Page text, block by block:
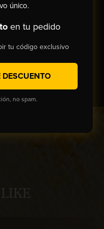
único.
en tu pedido
tu código exclusivo
DESCUENTO
no spam.